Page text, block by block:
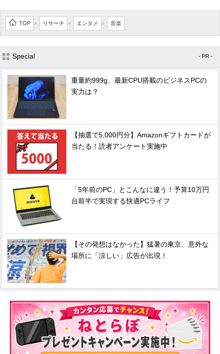
TOP > リサーチ > エンタメ > 音楽
Special - PR -
重量約999g、最新CPU搭載のビジネスPCの
実力は？
【抽選で5,000円分】Amazonギフトカードが
当たる！読者アンケート実施中
「5年前のPC」とこんなに違う！予算10万円
台前半で実現する快適PCライフ
【その発想はなかった】猛暑の東京、意外な
場所に「涼しい」広告が出現！